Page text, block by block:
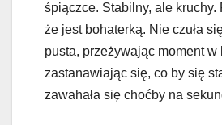
śpiączce. Stabilny, ale kruchy.
że jest bohaterką. Nie czuła
pusta, przeżywając moment w
zastanawiając się, co by się
zawahała się choćby na